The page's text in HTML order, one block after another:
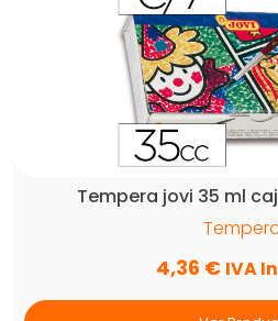
Tempera jovi 35 ml
4,36 € IVA